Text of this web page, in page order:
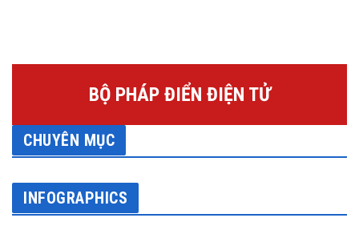
BỘ PHÁP ĐIỂN ĐIỆN TỬ
CHUYÊN MỤC
INFOGRAPHICS